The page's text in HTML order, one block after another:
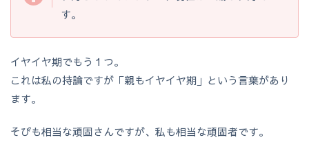
す。
イヤイヤ期でもう１つ。
これは私の持論ですが「親もイヤイヤ期」という言葉があり
ます。
そぴも相当な頑固さんですが、私も相当な頑固者です。